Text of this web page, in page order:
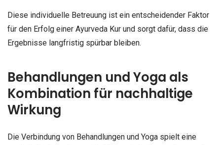
Diese individuelle Betreuung ist ein entscheidender Faktor
für den Erfolg einer Ayurveda Kur und sorgt dafür, dass die
Ergebnisse langfristig spürbar bleiben.
Behandlungen und Yoga als
Kombination für nachhaltige
Wirkung
Die Verbindung von Behandlungen und Yoga spielt eine